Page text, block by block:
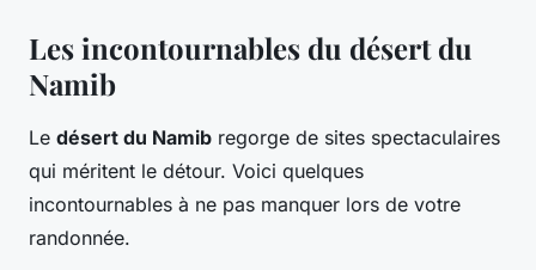
Les incontournables du désert du
Namib
Le désert du Namib regorge de sites spectaculaires
qui méritent le détour. Voici quelques
incontournables à ne pas manquer lors de votre
randonnée.